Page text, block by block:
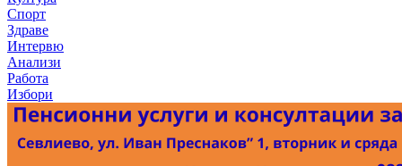
Спорт
Здраве
Интервю
Анализи
Работа
Избори